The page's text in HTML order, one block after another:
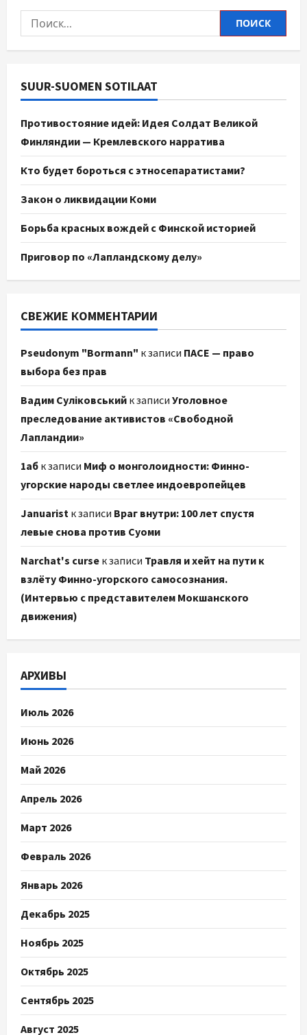
SUUR-SUOMEN SOTILAAT
Противостояние идей: Идея Солдат Великой
Финляндии — Кремлевского нарратива
Кто будет бороться с этносепаратистами?
Закон о ликвидации Коми
Борьба красных вождей с Финской историей
Приговор по «Лапландскому делу»
СВЕЖИЕ КОММЕНТАРИИ
Pseudonym "Bormann" к записи ПАСЕ — право
выбора без прав
Вадим Суліковський к записи Уголовное
преследование активистов «Свободной
Лапландии»
1аб к записи Миф о монголоидности: Финно-
угорские народы светлее индоевропейцев
Januarist к записи Враг внутри: 100 лет спустя
левые снова против Суоми
Narchat's curse к записи Травля и хейт на пути к
взлёту Финно-угорского самосознания.
(Интервью с представителем Мокшанского
движения)
АРХИВЫ
Июль 2026
Июнь 2026
Май 2026
Апрель 2026
Март 2026
Февраль 2026
Январь 2026
Декабрь 2025
Ноябрь 2025
Октябрь 2025
Сентябрь 2025
Август 2025